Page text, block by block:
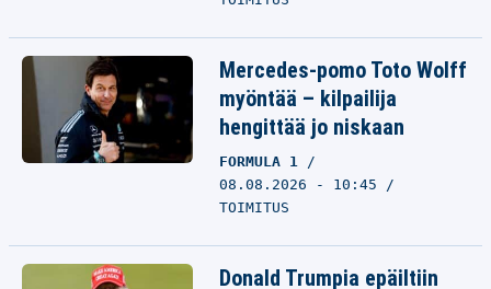
Mercedes-pomo Toto Wolff
myöntää – kilpailija
hengittää jo niskaan
FORMULA 1
08.08.2026 - 10:45
TOIMITUS
Donald Trumpia epäiltiin